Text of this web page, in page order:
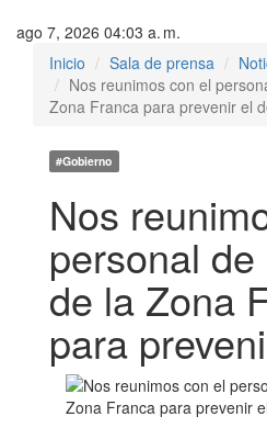
ago 7, 2026 04:03 a. m.
Inicio
Sala de prensa
Nos reunimos con el
Zona Franca para prevenir el
#Gobierno
Nos
personal
de la Zona
para